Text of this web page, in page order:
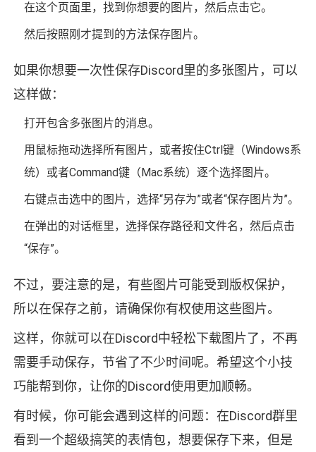
在这个页面里，找到你想要的图片，然后点击它。
然后按照刚才提到的方法保存图片。
如果你想要一次性保存Discord里的多张图片，可以
这样做：
打开包含多张图片的消息。
用鼠标拖动选择所有图片，或者按住Ctrl键（Windows系
统）或者Command键（Mac系统）逐个选择图片。
右键点击选中的图片，选择“另存为”或者“保存图片为”。
在弹出的对话框里，选择保存路径和文件名，然后点击
“保存”。
不过，要注意的是，有些图片可能受到版权保护，
所以在保存之前，请确保你有权使用这些图片。
这样，你就可以在Discord中轻松下载图片了，不再
需要手动保存，节省了不少时间呢。希望这个小技
巧能帮到你，让你的Discord使用更加顺畅。
有时候，你可能会遇到这样的问题：在Discord群里
看到一个超级搞笑的表情包，想要保存下来，但是